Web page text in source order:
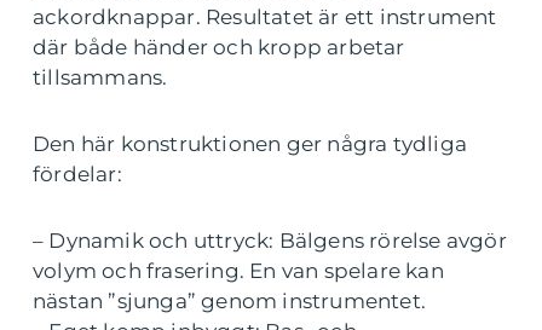
ackordknappar. Resultatet är ett instrument
där både händer och kropp arbetar
tillsammans.
Den här konstruktionen ger några tydliga
fördelar:
– Dynamik och uttryck: Bälgens rörelse avgör
volym och frasering. En van spelare kan
nästan ”sjunga” genom instrumentet.